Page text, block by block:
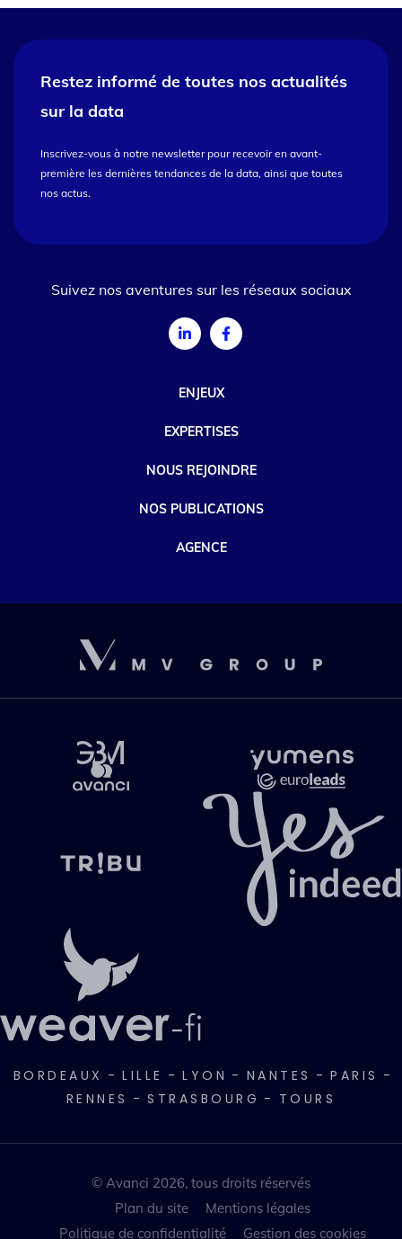
ENJEUX
EXPERTISES
NOUS REJOINDRE
NOS PUBLICATIONS
AGENCE
Restez informé de toutes nos actualités
sur la data
Inscrivez-vous à notre newsletter pour recevoir en avant-
première les dernières tendances de la data, ainsi que toutes
nos actus.
Suivez nos aventures sur les réseaux sociaux
BORDEAUX - LILLE - LYON - NANTES - PARIS -
RENNES - STRASBOURG - TOURS
© Avanci 2026, tous droits réservés
Plan du site
Mentions légales
Politique de confidentialité
Gestion des cookies